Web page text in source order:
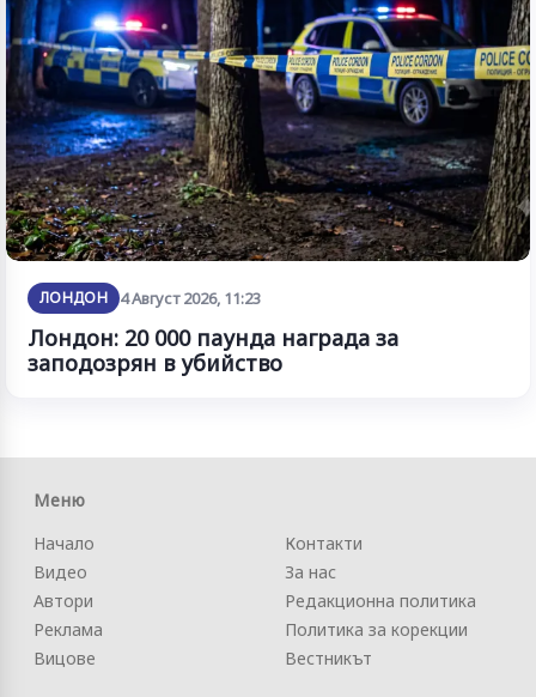
ЛОНДОН 4 Август 2026, 11:23
Лондон: 20 000 паунда награда за
заподозрян в убийство
Меню
Начало
Видео
Автори
Реклама
Вицове
Контакти
За нас
Редакционна политика
Политика за корекции
Вестникът